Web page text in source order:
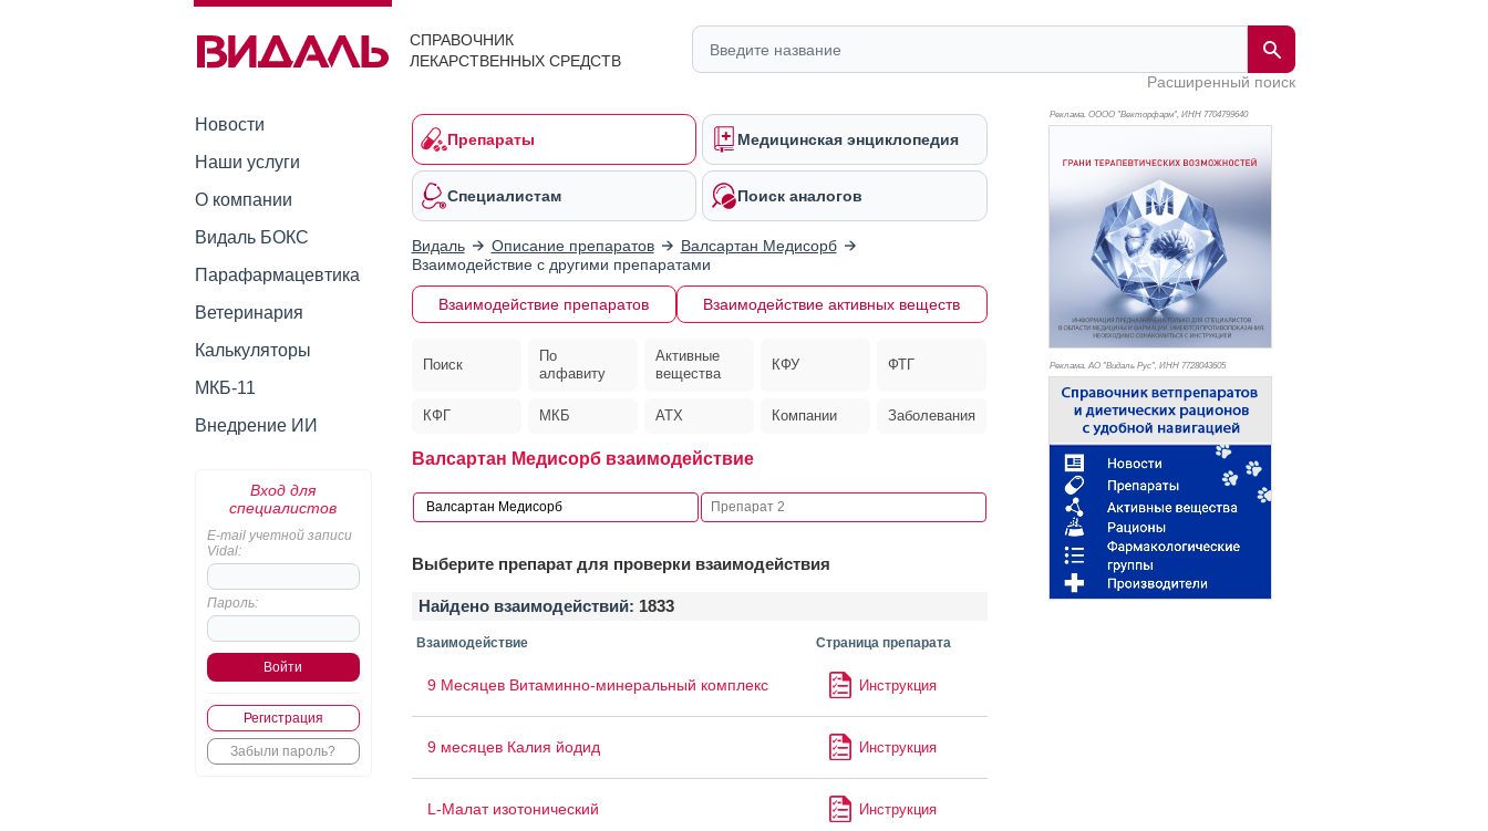
СПРАВОЧНИК
ЛЕКАРСТВЕННЫХ СРЕДСТВ
Расширенный поиск
Новости
Наши услуги
О компании
Видаль БОКС
Парафармацевтика
Ветеринария
Калькуляторы
МКБ-11
Внедрение ИИ
Вход для
специалистов
E-mail учетной записи
Vidal:
Пароль:
Регистрация
Забыли пароль?
Препараты Медицинская энциклопедия
Специалистам Поиск аналогов
Видаль Описание препаратов
Валсартан Медисорб
Взаимодействие с другими препаратами
Взаимодействие препаратов Взаимодействие активных веществ
Поиск
По
алфавиту
Активные
вещества
КФУ ФТГ
КФГ МКБ АТХ Компании Заболевания
Валсартан Медисорб взаимодействие
Выберите препарат для проверки взаимодействия
Найдено взаимодействий: 1833
Взаимодействие Страница препарата
9 Месяцев Витаминно-минеральный комплекс Инструкция
9 месяцев Калия йодид Инструкция
L-Малат изотонический Инструкция
Реклама. ОООО "Векторфарм", ИНН 7704799640
Реклама. АО "Видаль Рус", ИНН 7728043605